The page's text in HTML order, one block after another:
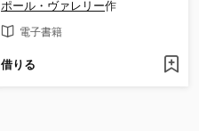
ポール・ヴァレリー作
電子書籍
借りる